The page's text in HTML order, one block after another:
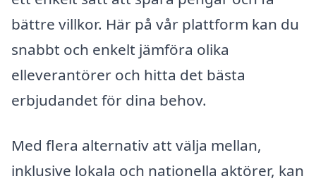
bättre villkor. Här på vår plattform kan du
snabbt och enkelt jämföra olika
elleverantörer och hitta det bästa
erbjudandet för dina behov.
Med flera alternativ att välja mellan,
inklusive lokala och nationella aktörer, kan